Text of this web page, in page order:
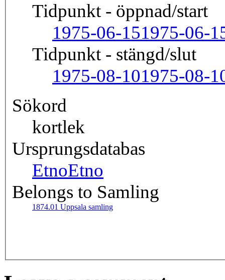
Tidpunkt - öppnad/start
1975-06-151975-06-
Tidpunkt - stängd/slut
1975-08-101975-08-
Sökord
kortlek
Ursprungsdatabas
EtnoEtno
Belongs to Samling
1874.01 Uppsala samling